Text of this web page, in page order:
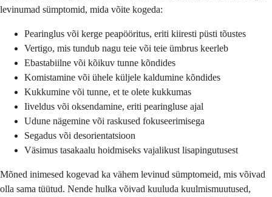
levinumad sümptomid, mida võite kogeda:
Pearinglus või kerge peapööritus, eriti kiiresti püsti tõustes
Vertigo, mis tundub nagu teie või teie ümbrus keerleb
Ebastabiilne või kõikuv tunne kõndides
Komistamine või ühele küljele kaldumine kõndides
Kukkumine või tunne, et te olete kukkumas
Iiveldus või oksendamine, eriti pearingluse ajal
Udune nägemine või raskused fokuseerimisega
Segadus või desorientatsioon
Väsimus tasakaalu hoidmiseks vajalikust lisapingutusest
Mõned inimesed kogevad ka vähem levinud sümptomeid, mis võivad
olla sama tüütud. Nende hulka võivad kuuluda kuulmismuutused,